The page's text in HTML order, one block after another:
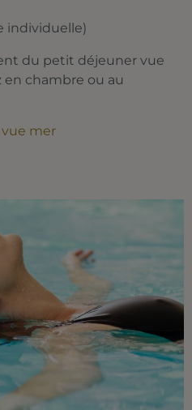
individuelle)
du petit déjeuner vue
chambre ou au
mer